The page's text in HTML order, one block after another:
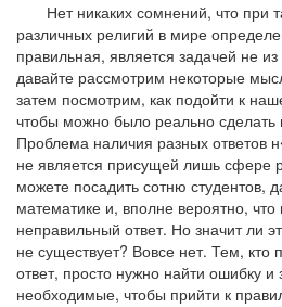
Нет никаких сомнений, что при
различных религий в мире
правильная, является задачей не
давайте рассмотрим некоторые
затем посмотрим, как подойти к
чтобы можно было реально
Проблема наличия разных ответов
не является присущей лишь сфере
можете посадить сотню студентов,
математике и, вполне вероятно, что
неправильный ответ. Но значит ли
не существует? Вовсе нет. Тем, кто
ответ, просто нужно найти ошибку и
необходимые, чтобы прийти к